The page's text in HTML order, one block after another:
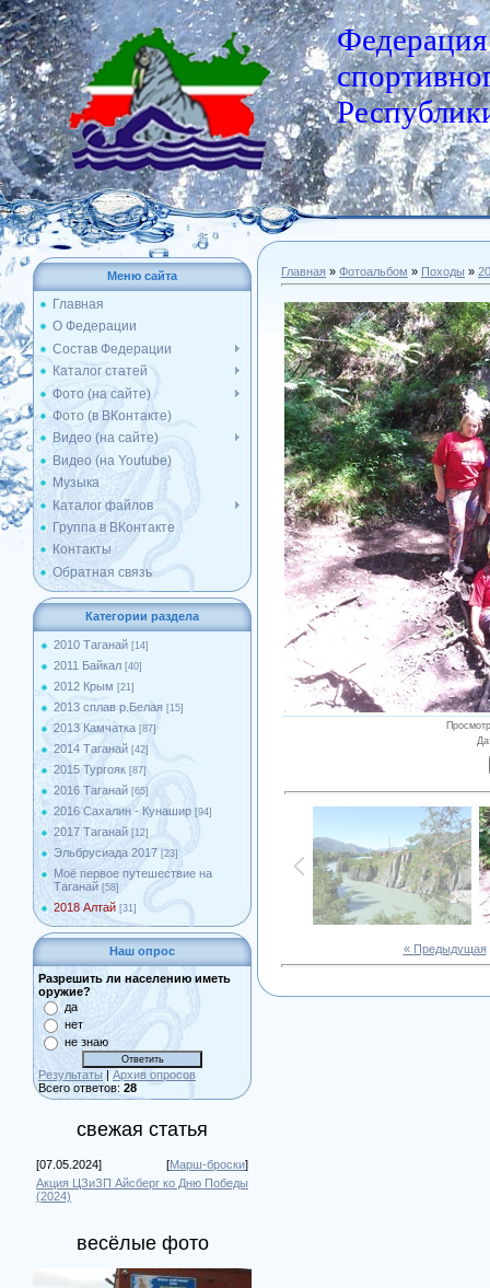
Федерация
Меню сайта
Главная
О Федерации
Состав Федерации
Каталог статей
Фото (на сайте)
Фото (в ВКонтакте)
Видео (на сайте)
Видео (на Youtube)
Музыка
Каталог файлов
Группа в ВКонтакте
Контакты
Обратная связь
Категории раздела
2010 Таганай [14]
2011 Байкал [40]
2012 Крым [21]
2013 сплав р.Белая [15]
2013 Камчатка [87]
2014 Таганай [42]
2015 Тургояк [87]
2016 Таганай [65]
2016 Сахалин - Кунашир [94]
2017 Таганай [12]
Эльбрусиада 2017 [23]
Моё первое путешествие на
Таганай [58]
2018 Алтай [31]
Наш опрос
Разрешить ли населению иметь
оружие?
да
нет
не знаю
Результаты | Архив опросов
Всего ответов: 28
свежая статья
[07.05.2024] [Марш-броски]
Акция ЦЗиЗП Айсберг ко Дню Победы
(2024)
весёлые фото
Главная » Фотоальбом » Походы »
« Предыдущая